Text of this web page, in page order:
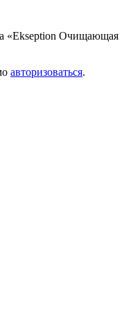
«Ekseption Очищающая
авторизоваться.